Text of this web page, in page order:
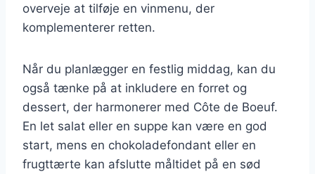
overveje at tilføje en vinmenu, der
komplementerer retten.
Når du planlægger en festlig middag, kan du
også tænke på at inkludere en forret og
dessert, der harmonerer med Côte de Boeuf.
En let salat eller en suppe kan være en god
start, mens en chokoladefondant eller en
frugttærte kan afslutte måltidet på en sød